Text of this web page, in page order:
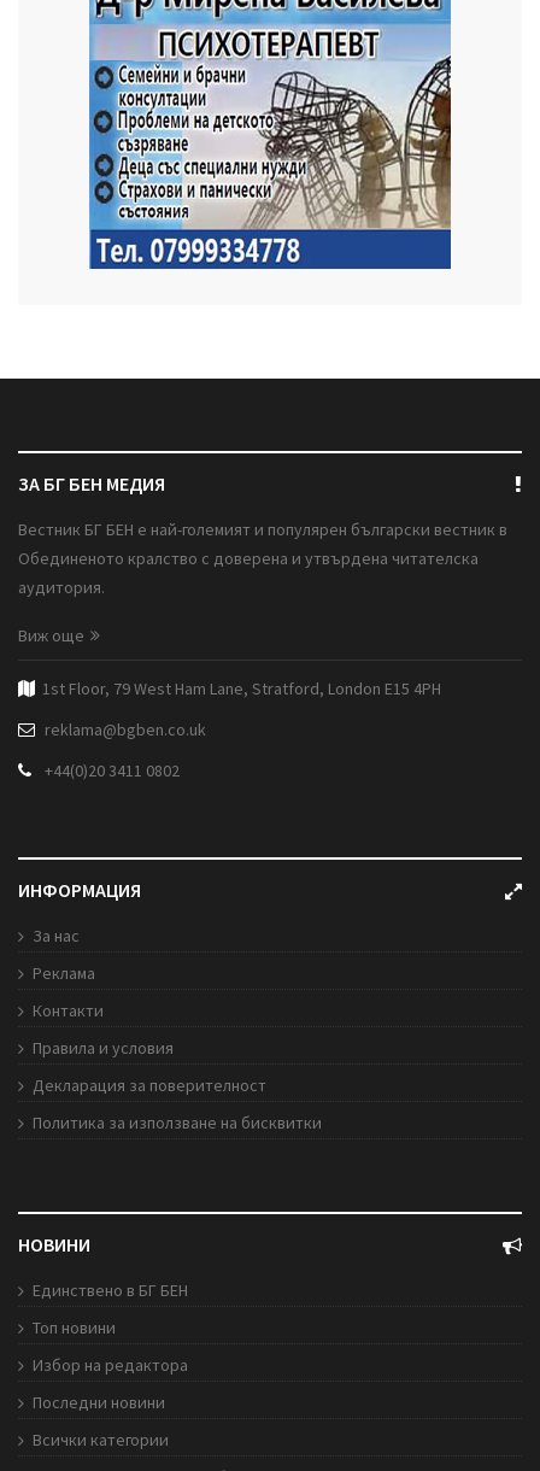
ЗА БГ БЕН МЕДИЯ
Вестник БГ БЕН е най-големият и популярен български вестник в
Обединеното кралство с доверена и утвърдена читателска
аудитория.
Виж още
1st Floor, 79 West Ham Lane, Stratford, London E15 4PH
reklama@bgben.co.uk
+44(0)20 3411 0802
ИНФОРМАЦИЯ
За нас
Реклама
Контакти
Правила и условия
Декларация за поверителност
Политика за използване на бисквитки
НОВИНИ
Единствено в БГ БЕН
Топ новини
Избор на редактора
Последни новини
Всички категории